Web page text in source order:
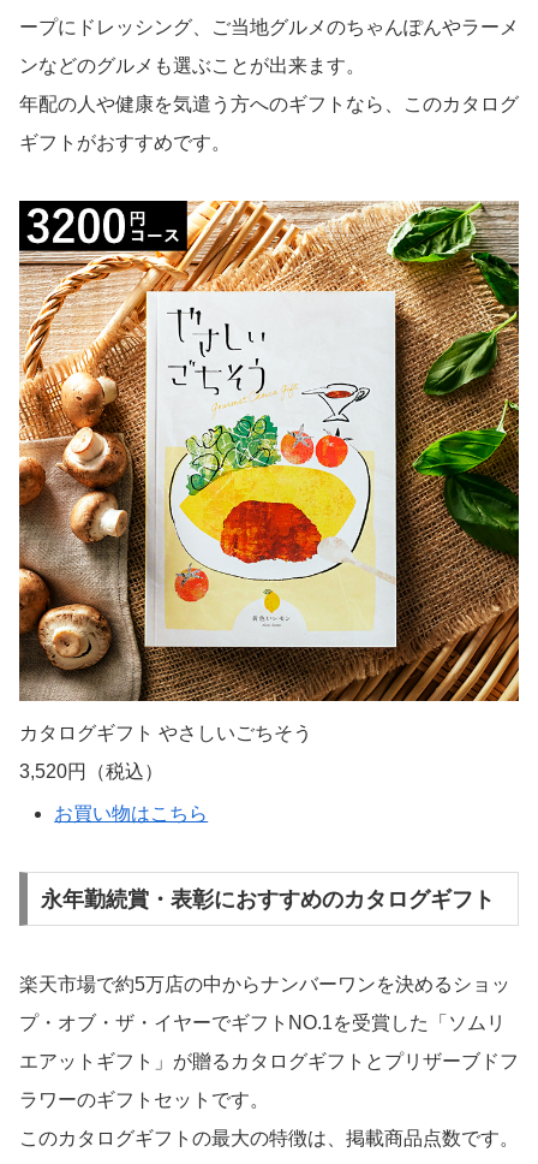
ープにドレッシング、ご当地グルメのちゃんぽんやラーメ
ンなどのグルメも選ぶことが出来ます。
年配の人や健康を気遣う方へのギフトなら、このカタログ
ギフトがおすすめです。
カタログギフト やさしいごちそう
3,520円（税込）
お買い物はこちら
永年勤続賞・表彰におすすめのカタログギフト
楽天市場で約5万店の中からナンバーワンを決めるショッ
プ・オブ・ザ・イヤーでギフトNO.1を受賞した「ソムリ
エアットギフト」が贈るカタログギフトとプリザーブドフ
ラワーのギフトセットです。
このカタログギフトの最大の特徴は、掲載商品点数です。